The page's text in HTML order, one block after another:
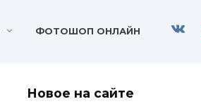
ФОТОШОП ОНЛАЙН
Новое на сайте